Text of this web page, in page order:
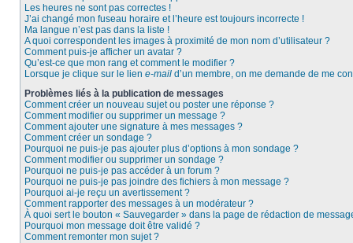
Les heures ne sont pas correctes !
J’ai changé mon fuseau horaire et l’heure est toujours incorrecte !
Ma langue n’est pas dans la liste !
A quoi correspondent les images à proximité de mon nom d’utilisateur ?
Comment puis-je afficher un avatar ?
Qu’est-ce que mon rang et comment le modifier ?
Lorsque je clique sur le lien e-mail d’un membre, on me demande de me
Problèmes liés à la publication de messages
Comment créer un nouveau sujet ou poster une réponse ?
Comment modifier ou supprimer un message ?
Comment ajouter une signature à mes messages ?
Comment créer un sondage ?
Pourquoi ne puis-je pas ajouter plus d’options à mon sondage ?
Comment modifier ou supprimer un sondage ?
Pourquoi ne puis-je pas accéder à un forum ?
Pourquoi ne puis-je pas joindre des fichiers à mon message ?
Pourquoi ai-je reçu un avertissement ?
Comment rapporter des messages à un modérateur ?
À quoi sert le bouton « Sauvegarder » dans la page de rédaction de
Pourquoi mon message doit être validé ?
Comment remonter mon sujet ?